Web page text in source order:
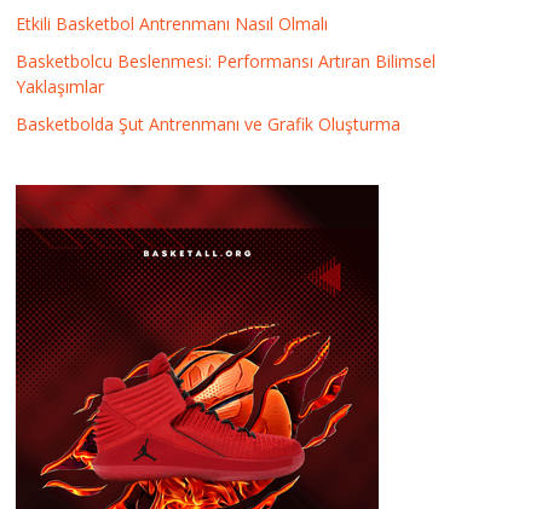
Etkili Basketbol Antrenmanı Nasıl Olmalı
Basketbolcu Beslenmesi: Performansı Artıran Bilimsel
Yaklaşımlar
Basketbolda Şut Antrenmanı ve Grafik Oluşturma